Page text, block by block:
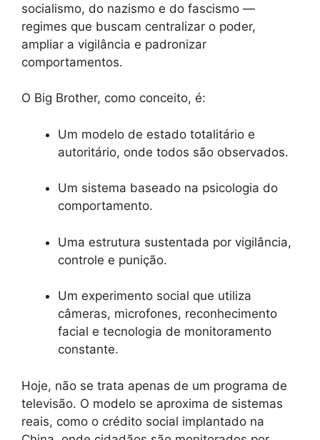
socialismo, do nazismo e do fascismo —
regimes que buscam centralizar o poder,
ampliar a vigilância e padronizar
comportamentos.
O Big Brother, como conceito, é:
Um modelo de estado totalitário e
autoritário, onde todos são observados.
Um sistema baseado na psicologia do
comportamento.
Uma estrutura sustentada por vigilância,
controle e punição.
Um experimento social que utiliza
câmeras, microfones, reconhecimento
facial e tecnologia de monitoramento
constante.
Hoje, não se trata apenas de um programa de
televisão. O modelo se aproxima de sistemas
reais, como o crédito social implantado na